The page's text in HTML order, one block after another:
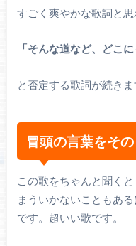
すごく爽やかな歌詞と
「そんな道など、どこに
と否定する歌詞が続きま
冒頭の言葉をそ
この歌をちゃんと聞く
まういかないこともあ
です。超いい歌です。